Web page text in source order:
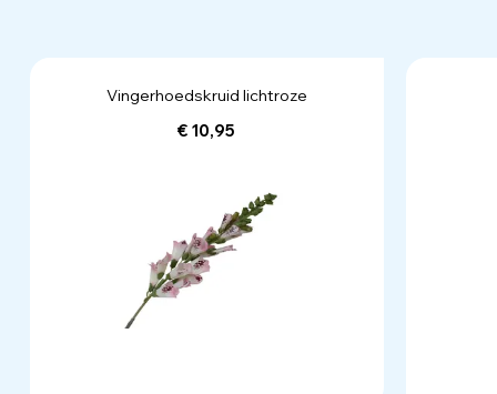
Vingerhoedskruid lichtroze
€ 10,95